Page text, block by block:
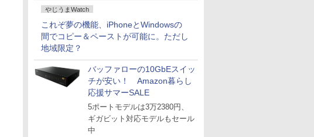
やじうまWatch
これぞ夢の機能、iPhoneとWindowsの
間でコピー＆ペーストが可能に。ただし
地域限定？
バッファローの10GbEスイッ
チが安い！ Amazon暮らし
応援サマーSALE
5ポートモデルは3万2380円、
ギガビット対応モデルもセール
中